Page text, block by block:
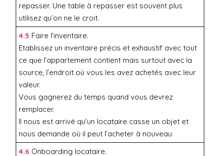
repasser. Une table à repasser est souvent plus
utilisez qu’on ne le croit.
4.5 Faire l’inventaire.
Etablissez un inventaire précis et exhaustif avec tout
ce que l’appartement contient mais surtout avec la
source, l’endroit où vous les avez achetés avec leur
valeur.
Vous gagnerez du temps quand vous devrez
remplacer.
Il nous est arrivé qu’un locataire casse un objet et
nous demande où il peut l’acheter à nouveau.
4.6 Onboarding locataire.